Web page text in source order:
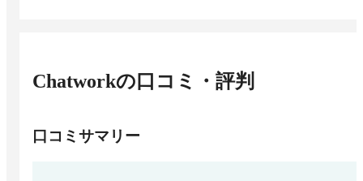
Chatworkの口コミ・評判
口コミサマリー